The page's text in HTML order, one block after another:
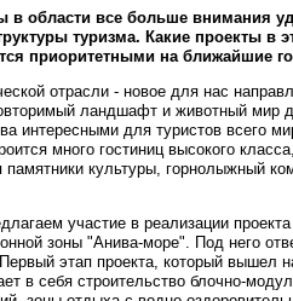
в области все больше внимания
туризма. Какие проекты в
приоритетными на ближайшие
отрасли - новое для нас
ландшафт и животный мир
интересными для туристов всего
много гостиниц высокого класса,
памятники культуры, горнолыжный
участие в реализации
зоны "Анива-море". Под него
этап проекта, который вышел
в себя строительство блочно-